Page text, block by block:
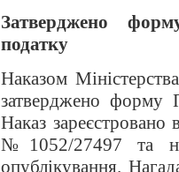
Затверджено
податку
Наказом
затверджено форму
Наказ зареєстровано
№1052/27497 та
опублікування.